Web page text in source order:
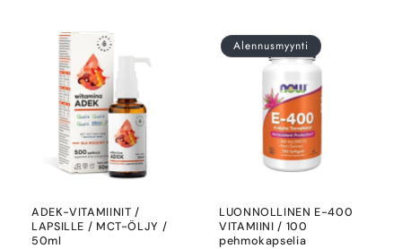
ADEK-VITAMIINIT /
LAPSILLE / MCT-ÖLJY /
50ml
Alennusmyynti
LUONNOLLINEN E-400
VITAMIINI / 100
pehmokapselia